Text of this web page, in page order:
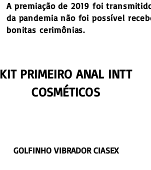
A premiação de 2019 foi
da pandemia não foi possível
bonitas cerimônias.
KIT PRIMEIRO ANAL INTT
COSMÉTICOS
GOLFINHO VIBRADOR CIASEX